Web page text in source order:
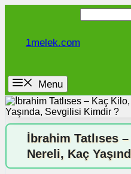
1melek.com
Menu
İbrahim Tatlıses
Nereli, Kaç